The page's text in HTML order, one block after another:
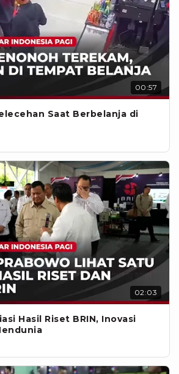
00:57
Saat Berbelanja di
02:03
Hasil Riset BRIN, Inovasi